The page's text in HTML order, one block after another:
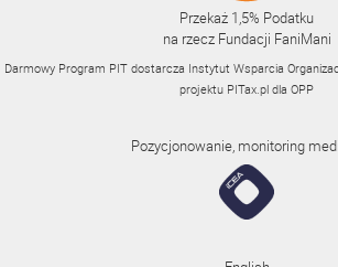
Przekaż 1,5% Podatku
na rzecz Fundacji FaniMani
Darmowy Program PIT dostarcza Instytut Wsparcia
projektu PITax.pl dla OPP
Pozycjonowanie, monitoring